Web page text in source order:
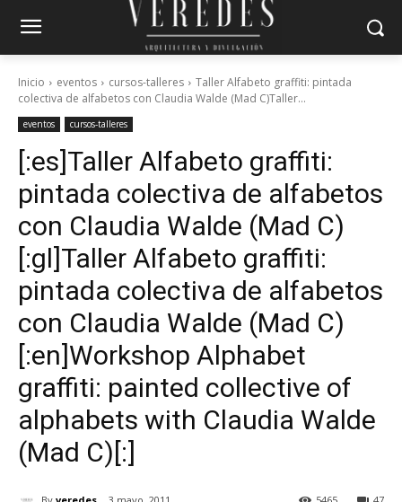
Inicio eventos cursos-talleres
Taller Alfabeto graffiti: pintada
colectiva de alfabetos con Claudia Walde (Mad C)Taller...
eventos cursos-talleres
[:es]Taller Alfabeto graffiti:
pintada colectiva de alfabetos
con Claudia Walde (Mad C)
[:gl]Taller Alfabeto graffiti:
pintada colectiva de alfabetos
con Claudia Walde (Mad C)
[:en]Workshop Alphabet
graffiti: painted collective of
alphabets with Claudia Walde
(Mad C)[:]